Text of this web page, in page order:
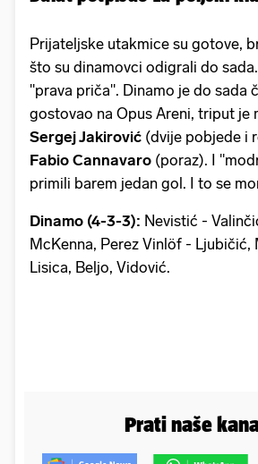
Prijateljske utakmice su gotove,
što su dinamovci odigrali do
"prava priča". Dinamo je do sada
gostovao na Opus Areni, triput je
Sergej Jakirović (dvije pobjede i
Fabio Cannavaro (poraz). I
primili barem jedan gol. I to se
Dinamo (4-3-3): Nevistić -
McKenna, Perez Vinlöf - Ljubičić,
Lisica, Beljo, Vidović.
Prati naše